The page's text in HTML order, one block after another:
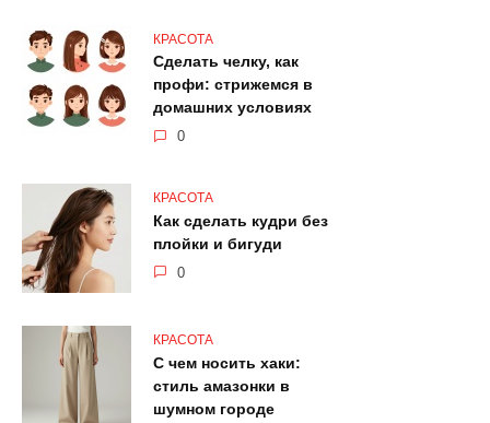
КРАСОТА
Сделать челку, как
профи: стрижемся в
домашних условиях
0
КРАСОТА
Как сделать кудри без
плойки и бигуди
0
КРАСОТА
С чем носить хаки:
стиль амазонки в
шумном городе